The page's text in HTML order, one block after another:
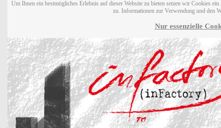
Um Ihnen ein bestmögliches Erlebnis auf dieser Website zu bieten setzen wir Cookies
zu. Informationen zur Verwendung und den
Nur essenzielle